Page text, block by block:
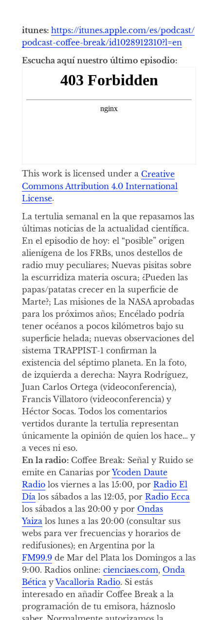
itunes: https://itunes.apple.com/es/podcast/
podcast-coffee-break/id1028912310?l=en
Escucha aquí nuestro último episodio:
This work is licensed under a Creative
Commons Attribution 4.0 International
License.
La tertulia semanal en la que repasamos las
últimas noticias de la actualidad científica.
En el episodio de hoy: el “posible” origen
alienígena de los FRBs, unos destellos de
radio muy peculiares; Nuevas pisitas sobre
la escurridiza materia oscura; ¿Pueden las
papas/patatas crecer en la superficie de
Marte?; Las misiones de la NASA aprobadas
para los próximos años; Encélado podría
tener océanos a pocos kilómetros bajo su
superficie helada; nuevas observaciones del
sistema TRAPPIST-1 confirman la
existencia del séptimo planeta. En la foto,
de izquierda a derecha: Nayra Rodríguez,
Juan Carlos Ortega (videoconferencia),
Francis Villatoro (videoconferencia) y
Héctor Socas. Todos los comentarios
vertidos durante la tertulia representan
únicamente la opinión de quien los hace… y
a veces ni eso.
En la radio: Coffee Break: Señal y Ruido se
emite en Canarias por Ycoden Daute
Radiolos viernes a las 15:00, por Radio El
Díalos sábados a las 12:05, por Radio Ecca
los sábados a las 20:00 y por Ondas
Yaizalos lunes a las 20:00 (consultar sus
webs para ver frecuencias y horarios de
redifusiones); en Argentina por la
FM99.9de Mar del Plata los Domingos a las
9:00. Radios online: cienciaes.com, Onda
BéticayVacalloria Radio. Si estás
interesado en añadir Coffee Break a la
programación de tu emisora, háznoslo